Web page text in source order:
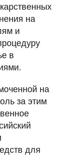
на
и
в
на
за этим
для